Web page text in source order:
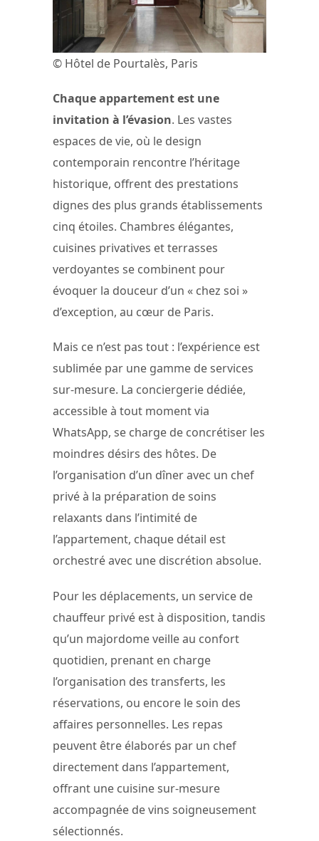
© Hôtel de Pourtalès, Paris
Chaque appartement est une
invitation à l’évasion. Les vastes
espaces de vie, où le design
contemporain rencontre l’héritage
historique, offrent des prestations
dignes des plus grands établissements
cinq étoiles. Chambres élégantes,
cuisines privatives et terrasses
verdoyantes se combinent pour
évoquer la douceur d’un « chez soi »
d’exception, au cœur de Paris.
Mais ce n’est pas tout : l’expérience est
sublimée par une gamme de services
sur-mesure. La conciergerie dédiée,
accessible à tout moment via
WhatsApp, se charge de concrétiser les
moindres désirs des hôtes. De
l’organisation d’un dîner avec un chef
privé à la préparation de soins
relaxants dans l’intimité de
l’appartement, chaque détail est
orchestré avec une discrétion absolue.
Pour les déplacements, un service de
chauffeur privé est à disposition, tandis
qu’un majordome veille au confort
quotidien, prenant en charge
l’organisation des transferts, les
réservations, ou encore le soin des
affaires personnelles. Les repas
peuvent être élaborés par un chef
directement dans l’appartement,
offrant une cuisine sur-mesure
accompagnée de vins soigneusement
sélectionnés.